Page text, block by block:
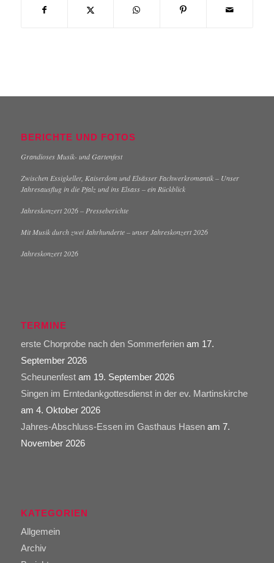
BERICHTE UND FOTOS
Grandioses Musik- und Gartenfest
Zwischen Essigkeller, Kaiserdom und Elsässer Fachwerkromantik – Unser
Jahresausflug in die Pfalz und ins Elsass – ein Rückblick
Jahreskonzert 2026 – Presseberichte
Mit Musik durch zwei Jahrhunderte – unser Jahreskonzert 2026
Jahreskonzert 2026
TERMINE
erste Chorprobe nach den Sommerferienam 17.
September 2026
Scheunenfestam 19. September 2026
Singen im Erntedankgottesdienst in der ev. Martinskirche
am 4. Oktober 2026
Jahres-Abschluss-Essen im Gasthaus Hasenam 7.
November 2026
KATEGORIEN
Allgemein
Archiv